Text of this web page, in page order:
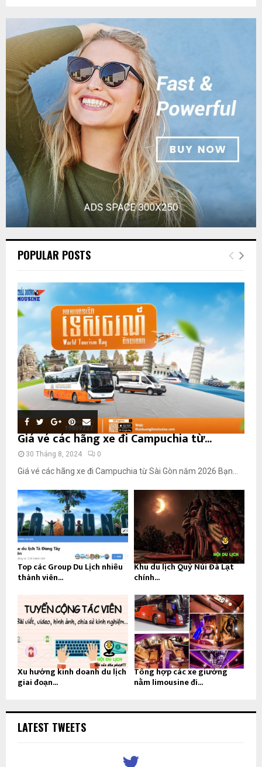
POPULAR POSTS
Giá vé các hãng xe đi Campuchia từ...
30 Tháng 8, 2024 0
Giá vé các hãng xe đi Campuchia từ Sài Gòn năm 2026 Bạn...
Top các Group Du Lịch nhiều
thành viên...
Khu du lịch Quỷ Núi Đà Lạt
chính...
Xu hướng kinh doanh du lịch
giai đoạn...
Tổng hợp các xe giường
nằm limousine đi...
LATEST TWEETS